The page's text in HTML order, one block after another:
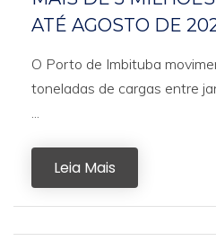
ATÉ AGOSTO DE
O Porto de Imbituba
toneladas de cargas entre
...
Leia Mais